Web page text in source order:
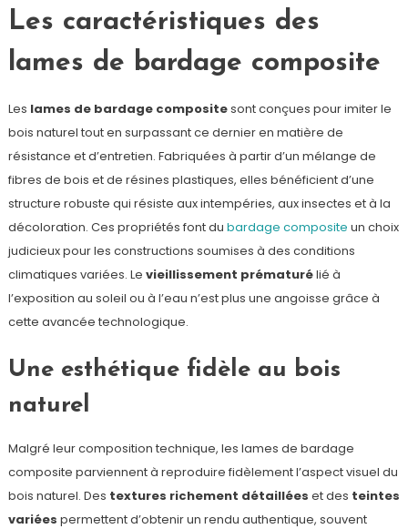
Les caractéristiques des
lames de bardage composite
Les lames de bardage compositesont conçues pour imiter le
bois naturel tout en surpassant ce dernier en matière de
résistance et d’entretien. Fabriquées à partir d’un mélange de
fibres de bois et de résines plastiques, elles bénéficient d’une
structure robuste qui résiste aux intempéries, aux insectes et à la
décoloration. Ces propriétés font du bardage composite un choix
judicieux pour les constructions soumises à des conditions
climatiques variées. Le vieillissement prématurélié à
l’exposition au soleil ou à l’eau n’est plus une angoisse grâce à
cette avancée technologique.
Une esthétique fidèle au bois
naturel
Malgré leur composition technique, les lames de bardage
composite parviennent à reproduire fidèlement l’aspect visuel du
bois naturel. Des textures richement détaillées et des teintes
variées permettent d’obtenir un rendu authentique, souvent